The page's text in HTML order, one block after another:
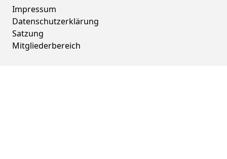
Impressum
Datenschutzerklärung
Satzung
Mitgliederbereich